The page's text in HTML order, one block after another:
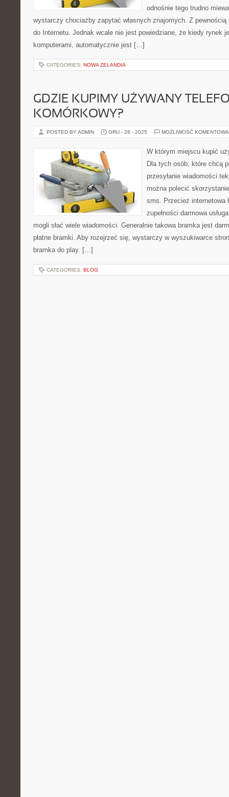
odnośnie tego trudno
wystarczy chociażby zapytać własnych znajomych. Z
do Internetu. Jednak wcale nie jest powiedziane, że kiedy rynek
komputerami, automatycznie jest […]
CATEGORIES: NOWA ZELANDIA
GDZIE KUPIMY UŻYWANY
KOMÓRKOWY?
POSTED BY ADMIN GRU - 28 - 2025 MOŻLIWOŚĆ
W którym miejscu kupić
Dla tych osób, które chcą
przesyłanie wiadomości
można polecić
sms. Przecież internetowa
zupełności darmowa
mogli słać wiele wiadomości. Generalnie takowa bramka jest
płatne bramki. Aby rozejrzeć się, wystarczy w wyszukiwarce
bramka do play. […]
CATEGORIES: BLOG